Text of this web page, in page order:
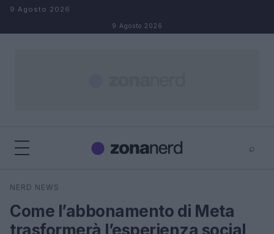
Salta al contenuto
9 Agosto 2026
9 Agosto 2026
⌕
Cerca
NERD NEWS
Come l’abbonamento di Meta
trasformerà l’esperienza social